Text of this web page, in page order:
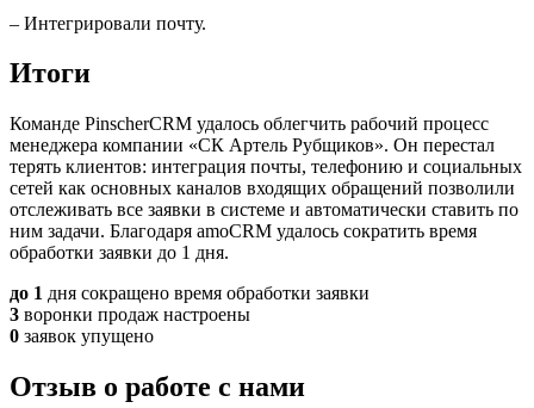
– Интегрировали почту.
Итоги
Команде PinscherCRM удалось облегчить рабочий процесс
менеджера компании «СК Артель Рубщиков». Он перестал
терять клиентов: интеграция почты, телефонию и социальных
сетей как основных каналов входящих обращений позволили
отслеживать все заявки в системе и автоматически ставить по
ним задачи. Благодаря amoCRM удалось сократить время
обработки заявки до 1 дня.
до 1 дня сокращено время обработки заявки
3 воронки продаж настроены
0 заявок упущено
Отзыв о работе с нами